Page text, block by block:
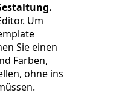
Um
Sie einen
Farben,
ohne ins